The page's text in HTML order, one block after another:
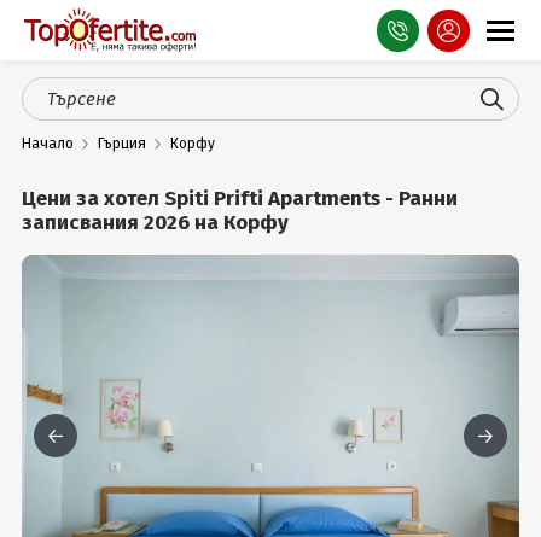
Оферти
СПА
Планина
Море
Турция
Услуги
Начало Гърция Корфу
Цени за хотел Spiti Prifti Apartments - Ранни
записвания 2026 на Корфу